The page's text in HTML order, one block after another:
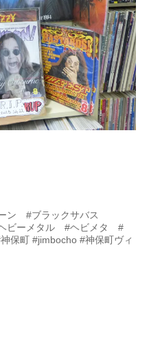
ン #ブラックサバス
ビーメタル #ヘビメタ #
町 #jimbocho #神保町ヴィ